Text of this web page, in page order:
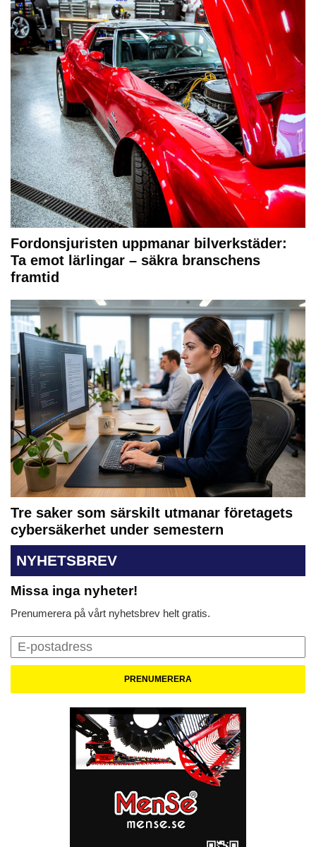
Fordonsjuristen uppmanar bilverkstäder:
Ta emot lärlingar – säkra branschens
framtid
Tre saker som särskilt utmanar företagets
cybersäkerhet under semestern
NYHETSBREV
Missa inga nyheter!
Prenumerera på vårt nyhetsbrev helt gratis.